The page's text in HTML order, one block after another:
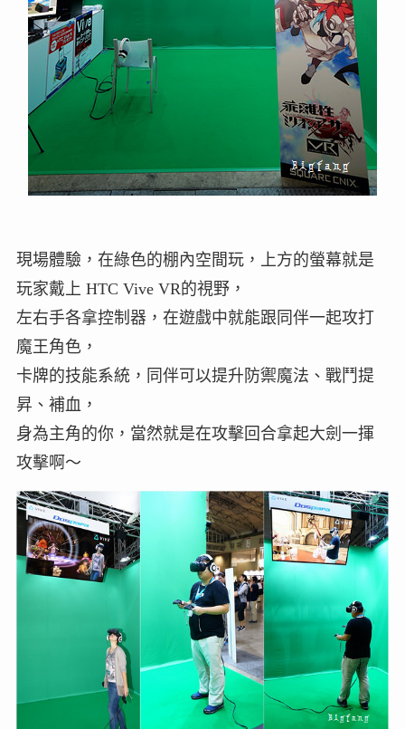
現場體驗，在綠色的棚內空間玩，上方的螢幕就是
玩家戴上 HTC Vive VR的視野，
左右手各拿控制器，在遊戲中就能跟同伴一起攻打
魔王角色，
卡牌的技能系統，同伴可以提升防禦魔法、戰鬥提
昇、補血，
身為主角的你，當然就是在攻擊回合拿起大劍一揮
攻擊啊～